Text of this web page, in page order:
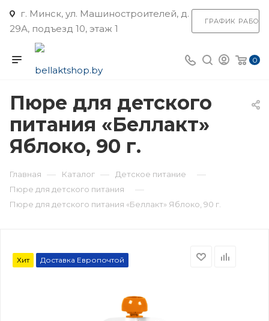
г. Минск, ул. Машиностроителей, д.
29А, подъезд 10, этаж 1
ГРАФИК
0
Пюре для детского
питания «Беллакт»
Яблоко, 90 г.
Главная — Каталог — Детское питание —
Пюре для детского питания —
Пюре для детского питания «Беллакт» Яблоко, 90 г.
Хит Доставка Европочтой